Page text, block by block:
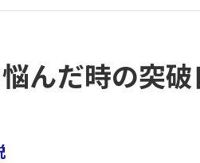
水道修理プレゼン準備
業界課題の整理で説得力ある
水道修理業界の課題を整
んだ時の突破